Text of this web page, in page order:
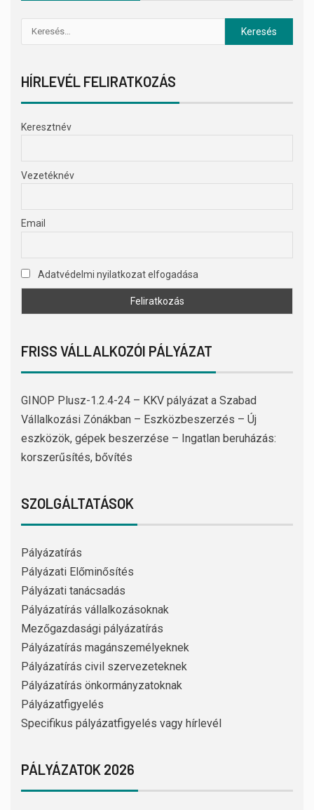
HÍRLEVÉL FELIRATKOZÁS
Keresztnév
Vezetéknév
Email
Adatvédelmi nyilatkozat elfogadása
FRISS VÁLLALKOZÓI PÁLYÁZAT
GINOP Plusz-1.2.4-24 – KKV pályázat a Szabad
Vállalkozási Zónákban – Eszközbeszerzés – Új
eszközök, gépek beszerzése – Ingatlan beruházás:
korszerűsítés, bővítés
SZOLGÁLTATÁSOK
Pályázatírás
Pályázati Előminősítés
Pályázati tanácsadás
Pályázatírás vállalkozásoknak
Mezőgazdasági pályázatírás
Pályázatírás magánszemélyeknek
Pályázatírás civil szervezeteknek
Pályázatírás önkormányzatoknak
Pályázatfigyelés
Specifikus pályázatfigyelés vagy hírlevél
PÁLYÁZATOK 2026